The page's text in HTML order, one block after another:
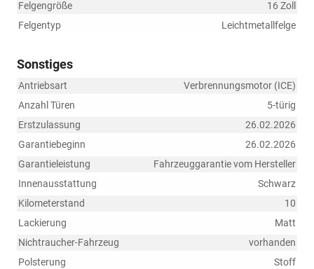
Felgengröße
16 Zoll
Felgentyp
Leichtmetallfelge
Sonstiges
Antriebsart
Verbrennungsmotor (ICE)
Anzahl Türen
5-türig
Erstzulassung
26.02.2026
Garantiebeginn
26.02.2026
Garantieleistung
Fahrzeuggarantie vom Hersteller
Innenausstattung
Schwarz
Kilometerstand
10
Lackierung
Matt
Nichtraucher-Fahrzeug
vorhanden
Polsterung
Stoff